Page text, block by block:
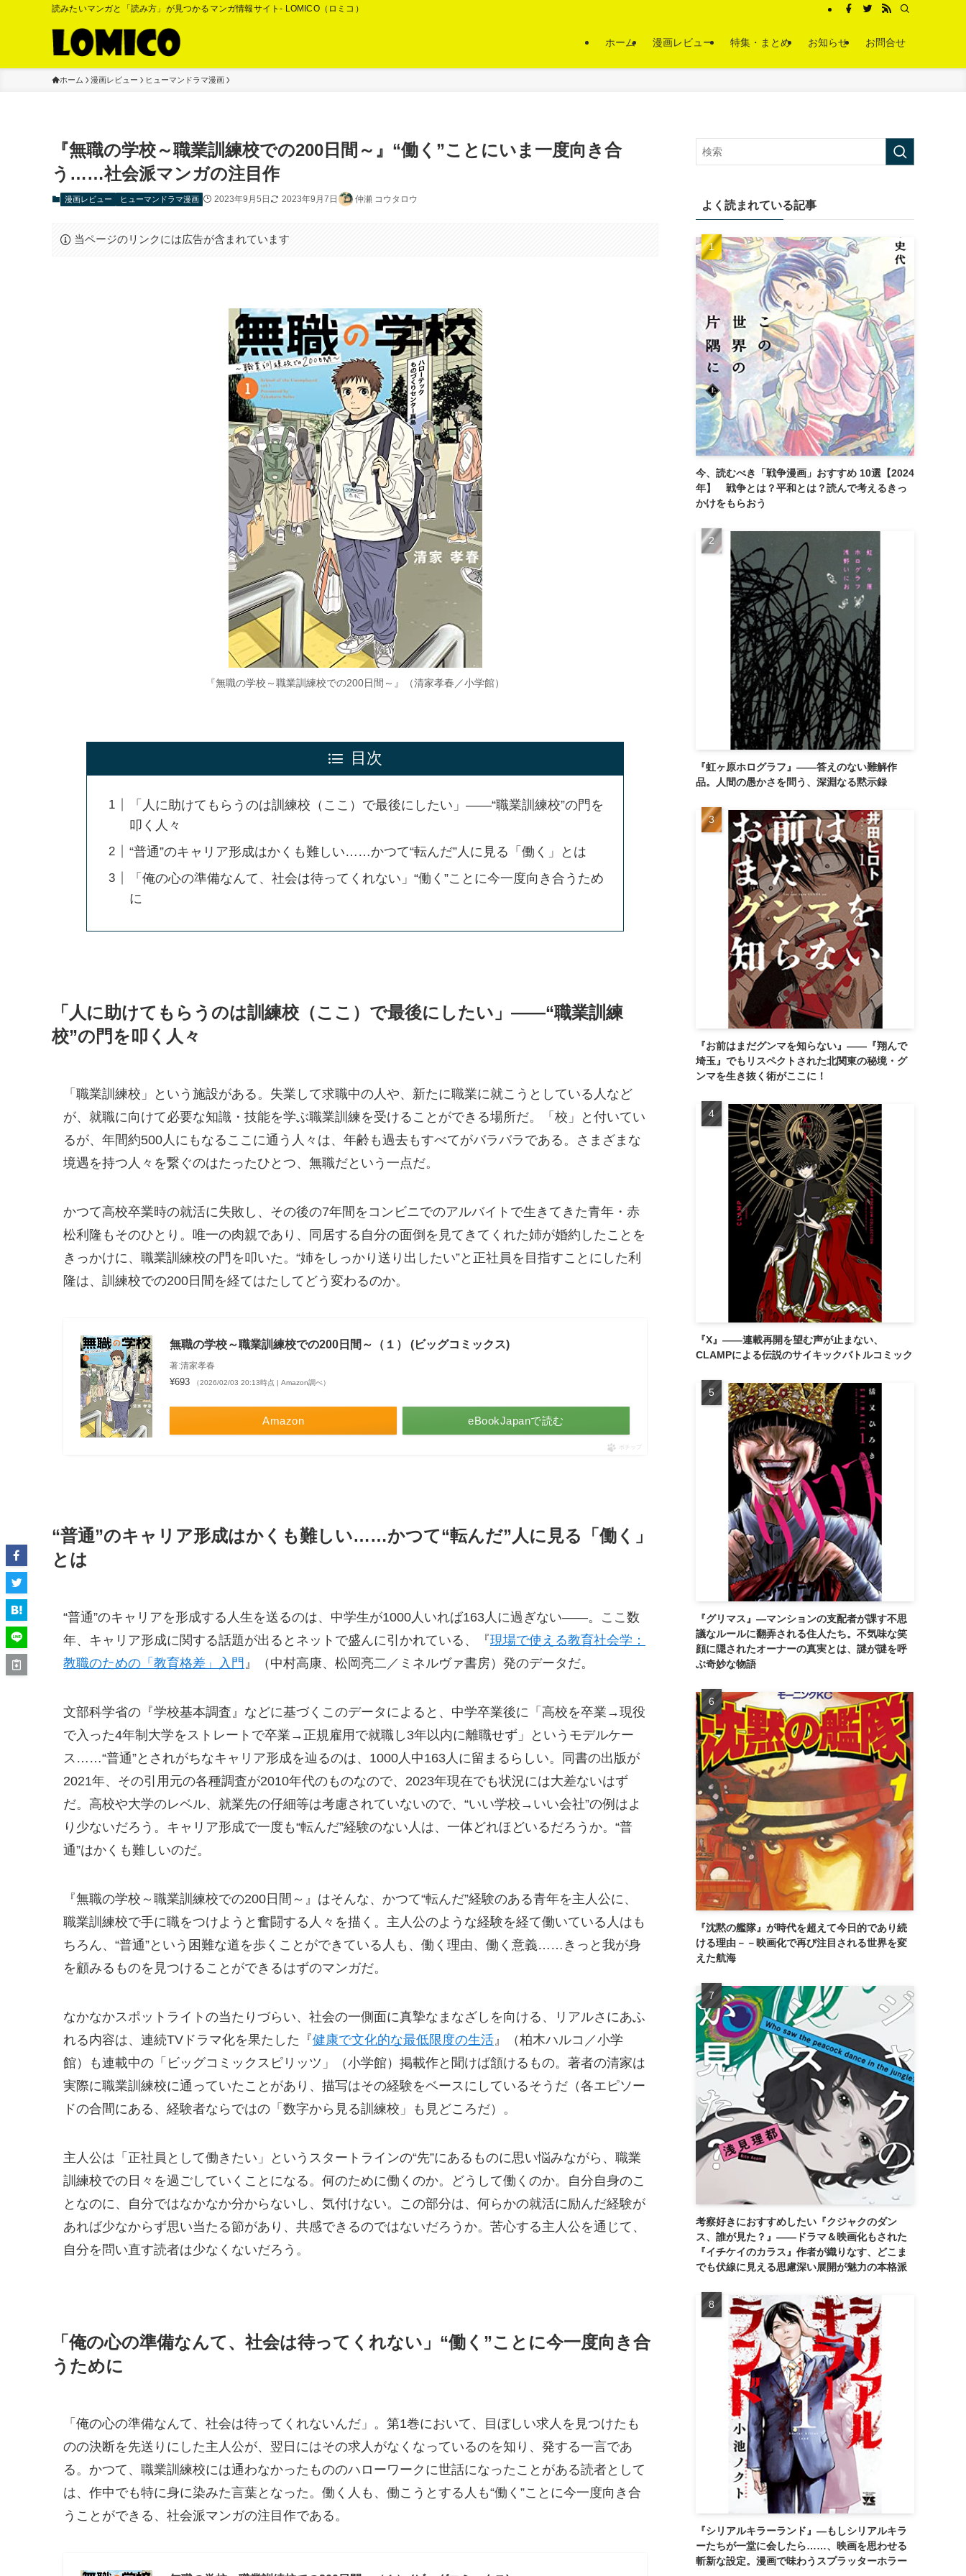
読みたいマンガと「読み方」が見つかるマンガ情報サイト- LOMICO（ロミコ）
ホーム 漫画レビュー 特集・まとめ お知らせ お問合せ
ホーム 漫画レビュー ヒューマンドラマ漫画
『無職の学校～職業訓練校での200日間～』“働く”ことにいま一度向き合
う……社会派マンガの注目作
漫画レビュー ヒューマンドラマ漫画 2023年9月5日 2023年9月7日 仲瀬 コウタロウ
当ページのリンクには広告が含まれています
『無職の学校～職業訓練校での200日間～』（清家孝春／小学館）
目次
「人に助けてもらうのは訓練校（ここ）で最後にしたい」――“職業訓練校”の門を
叩く人々
“普通”のキャリア形成はかくも難しい……かつて“転んだ”人に見る「働く」とは
「俺の心の準備なんて、社会は待ってくれない」“働く”ことに今一度向き合うため
に
「人に助けてもらうのは訓練校（ここ）で最後にしたい」――“職業訓練
校”の門を叩く人々
「職業訓練校」という施設がある。失業して求職中の人や、新たに職業に就こうとしている人など
が、就職に向けて必要な知識・技能を学ぶ職業訓練を受けることができる場所だ。「校」と付いてい
るが、年間約500人にもなるここに通う人々は、年齢も過去もすべてがバラバラである。さまざまな
境遇を持つ人々を繋ぐのはたったひとつ、無職だという一点だ。
かつて高校卒業時の就活に失敗し、その後の7年間をコンビニでのアルバイトで生きてきた青年・赤
松利隆もそのひとり。唯一の肉親であり、同居する自分の面倒を見てきてくれた姉が婚約したことを
きっかけに、職業訓練校の門を叩いた。“姉をしっかり送り出したい”と正社員を目指すことにした利
隆は、訓練校での200日間を経てはたしてどう変わるのか。
無職の学校～職業訓練校での200日間～（１） (ビッグコミックス)
著:清家孝春
¥693 （2026/02/03 20:13時点 | Amazon調べ）
Amazon eBookJapanで読む
ポチップ
“普通”のキャリア形成はかくも難しい……かつて“転んだ”人に見る「働く」
とは
“普通”のキャリアを形成する人生を送るのは、中学生が1000人いれば163人に過ぎない――。ここ数
年、キャリア形成に関する話題が出るとネットで盛んに引かれている、『現場で使える教育社会学：
教職のための「教育格差」入門 』（中村高康、松岡亮二／ミネルヴァ書房）発のデータだ。
文部科学省の『学校基本調査』などに基づくこのデータによると、中学卒業後に「高校を卒業→現役
で入った4年制大学をストレートで卒業→正規雇用で就職し3年以内に離職せず」というモデルケー
ス……“普通”とされがちなキャリア形成を辿るのは、1000人中163人に留まるらしい。同書の出版が
2021年、その引用元の各種調査が2010年代のものなので、2023年現在でも状況には大差ないはず
だ。高校や大学のレベル、就業先の仔細等は考慮されていないので、“いい学校→いい会社”の例はよ
り少ないだろう。キャリア形成で一度も“転んだ”経験のない人は、一体どれほどいるだろうか。“普
通”はかくも難しいのだ。
『無職の学校～職業訓練校での200日間～』はそんな、かつて“転んだ”経験のある青年を主人公に、
職業訓練校で手に職をつけようと奮闘する人々を描く。主人公のような経験を経て働いている人はも
ちろん、“普通”という困難な道を歩くことができている人も、働く理由、働く意義……きっと我が身
を顧みるものを見つけることができるはずのマンガだ。
なかなかスポットライトの当たりづらい、社会の一側面に真摯なまなざしを向ける、リアルさにあふ
れる内容は、連続TVドラマ化を果たした『健康で文化的な最低限度の生活 』（柏木ハルコ／小学
館）も連載中の「ビッグコミックスピリッツ」（小学館）掲載作と聞けば頷けるもの。著者の清家は
実際に職業訓練校に通っていたことがあり、描写はその経験をベースにしているそうだ（各エピソー
ドの合間にある、経験者ならではの「数字から見る訓練校」も見どころだ）。
主人公は「正社員として働きたい」というスタートラインの“先”にあるものに思い悩みながら、職業
訓練校での日々を過ごしていくことになる。何のために働くのか。どうして働くのか。自分自身のこ
となのに、自分ではなかなか分からないし、気付けない。この部分は、何らかの就活に励んだ経験が
あれば少なからず思い当たる節があり、共感できるのではないだろうか。苦心する主人公を通じて、
自分を問い直す読者は少なくないだろう。
「俺の心の準備なんて、社会は待ってくれない」“働く”ことに今一度向き合
うために
「俺の心の準備なんて、社会は待ってくれないんだ」。第1巻において、目ぼしい求人を見つけたも
のの決断を先送りにした主人公が、翌日にはその求人がなくなっているのを知り、発する一言であ
る。かつて、職業訓練校には通わなかったもののハローワークに世話になったことがある読者として
は、作中でも特に身に染みた言葉となった。働く人も、働こうとする人も“働く”ことに今一度向き合
うことができる、社会派マンガの注目作である。
よく読まれている記事
今、読むべき「戦争漫画」おすすめ 10選【2024
年】 戦争とは？平和とは？読んで考えるきっ
かけをもらおう
『虹ヶ原ホログラフ』——答えのない難解作
品。人間の愚かさを問う、深淵なる黙示録
『お前はまだグンマを知らない』――『翔んで
埼玉』でもリスペクトされた北関東の秘境・グ
ンマを生き抜く術がここに！
『X』——連載再開を望む声が止まない、
CLAMPによる伝説のサイキックバトルコミック
『グリマス』―マンションの支配者が課す不思
議なルールに翻弄される住人たち。不気味な笑
顔に隠されたオーナーの真実とは、謎が謎を呼
ぶ奇妙な物語
『沈黙の艦隊』が時代を超えて今日的であり続
ける理由－－映画化で再び注目される世界を変
えた航海
考察好きにおすすめしたい『クジャクのダン
ス、誰が見た？』――ドラマ＆映画化もされた
『イチケイのカラス』作者が織りなす、どこま
でも伏線に見える思慮深い展開が魅力の本格派
『シリアルキラーランド』―もしシリアルキラ
ーたちが一堂に会したら……、映画を思わせる
斬新な設定。漫画で味わうスプラッターホラー